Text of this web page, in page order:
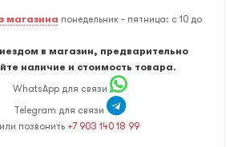
магазина понедельник - пятница: с 10 до
в магазин, предварительно
наличие и стоимость товара.
WhatsApp для связи
Telegram для связи
или позвонить +7 903 140 18 99